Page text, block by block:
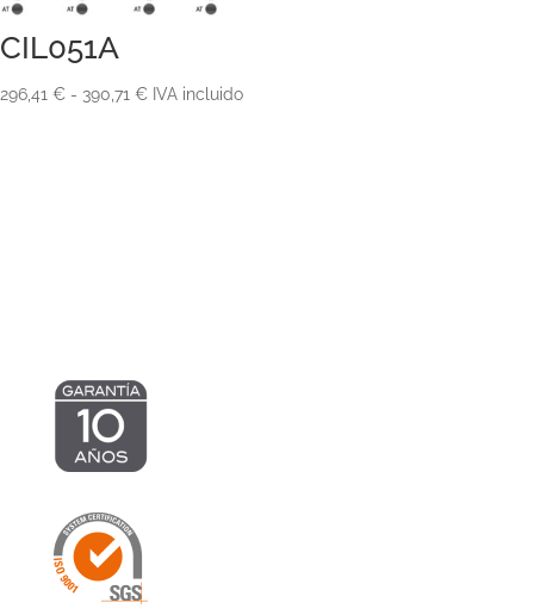
CIL051A
296,41 € - 390,71 €Rango
IVA incluido